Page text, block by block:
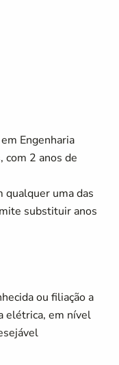
Engenharia
com 2 anos de
qualquer uma das
substituir anos
ou filiação a
elétrica, em nível